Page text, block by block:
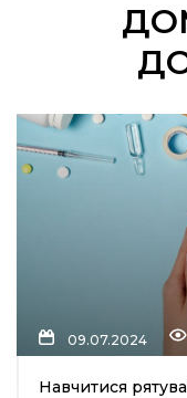
голос
холєра, шо
09.07.2024
Навчитися